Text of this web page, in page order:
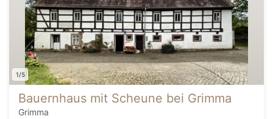
1/5
Bauernhaus mit Scheune bei Grimma
Grimma